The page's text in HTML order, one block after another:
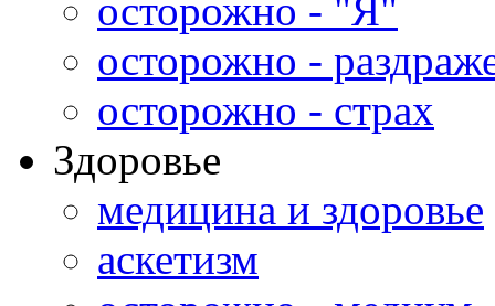
осторожно - "Я"
осторожно -
осторожно - страх
Здоровье
медицина и здоровье
аскетизм